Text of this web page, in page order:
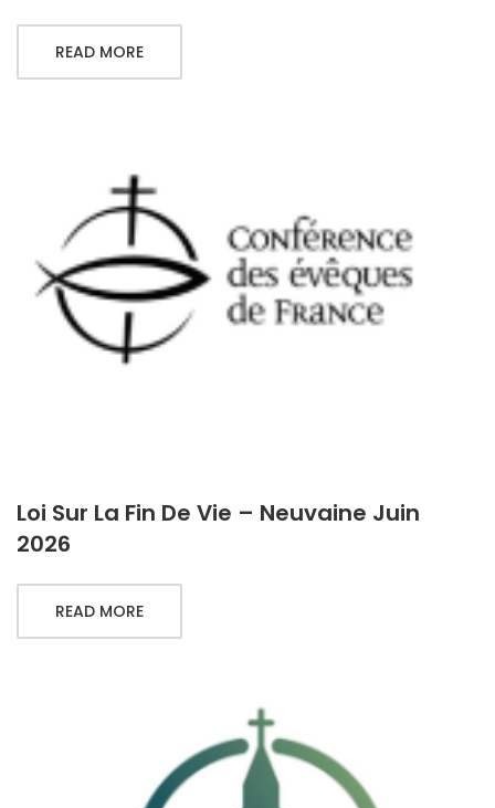
READ MORE
Loi Sur La Fin De Vie – Neuvaine Juin
2026
READ MORE